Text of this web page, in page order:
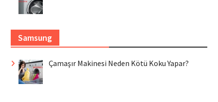
Samsung
Çamaşır Makinesi Neden Kötü Koku Yapar?